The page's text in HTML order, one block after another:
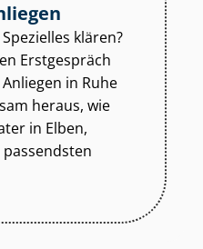
klären?
Erstgespräch
in Ruhe
heraus, wie
in Elben,